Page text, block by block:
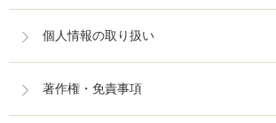
個人情報の取り扱い
著作権・免責事項